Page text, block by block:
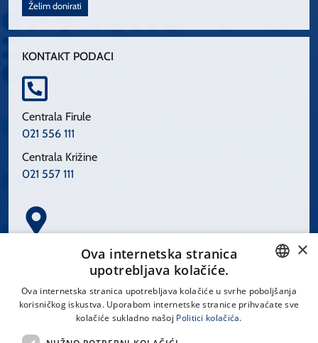
Želim donirati
KONTAKT PODACI
Centrala Firule
021 556 111
Centrala Križine
021 557 111
Spinčićeva 1, 21000 Split
CROATIAN
×
Ova internetska stranica
upotrebljava kolačiće.
Ova internetska stranica upotrebljava kolačiće u svrhe poboljšanja
korisničkog iskustva. Uporabom internetske stranice prihvaćate sve
kolačiće sukladno našoj Politici kolačića.